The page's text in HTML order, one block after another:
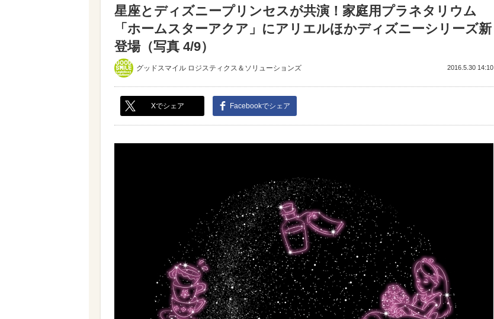
星座とディズニープリンセスが共演！家庭用プラネタリウム
「ホームスターアクア」にアリエルほかディズニーシリーズ新
登場（写真 4/9）
グッドスマイル ロジスティクス＆ソリューションズ 2016.5.30 14:10
Xでシェア Facebookでシェア